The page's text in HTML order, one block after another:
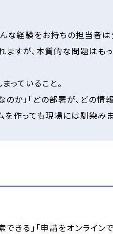
経験をお持ちの担当者は
ますが、本質的な問題はも
っていること。
」「どの部署が、どの情
作っても現場には馴染みま
きる」「申請をオンライ